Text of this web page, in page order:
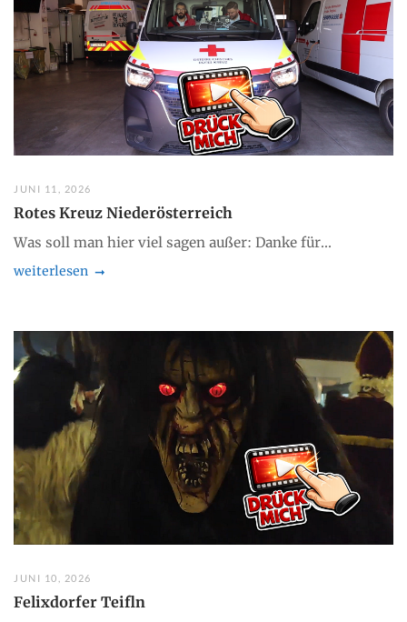
JUNI 11, 2026
Rotes Kreuz Niederösterreich
Was soll man hier viel sagen außer: Danke für...
weiterlesen
JUNI 10, 2026
Felixdorfer Teifln